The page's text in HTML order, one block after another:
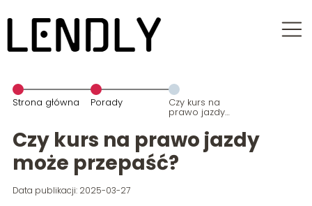
Strona główna Porady Czy kurs na
prawo jazdy
może
przepaść?
Czy kurs na prawo jazdy
może przepaść?
Data publikacji: 2025-03-27